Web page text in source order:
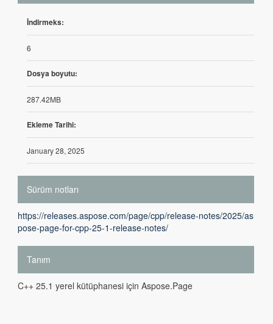
İndirmeks:
6
Dosya boyutu:
287.42MB
Ekleme Tarihi:
January 28, 2025
Sürüm notları
https://releases.aspose.com/page/cpp/release-notes/2025/as
pose-page-for-cpp-25-1-release-notes/
Tanım
C++ 25.1 yerel kütüphanesi için Aspose.Page